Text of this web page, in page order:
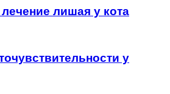
лишая у кота
у